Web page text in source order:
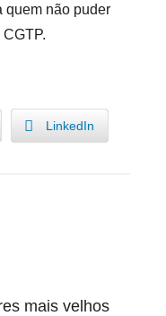
quem não puder
LinkedIn
mais velhos